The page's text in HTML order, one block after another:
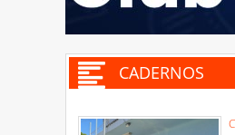
CADERNOS